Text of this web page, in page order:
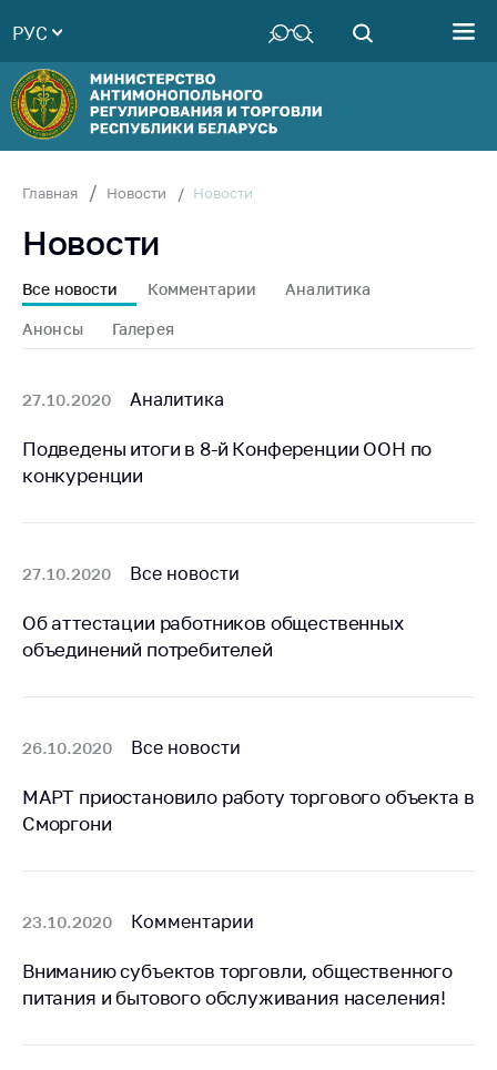
Руководство
Структура
Министерства
Территориальные
Законодательство
Антикоррупционная
деятельность
совет
Соискателям
Награждения
товарная биржа
жизнь
геральдические
5 лет МАРТ
Антимонопольное
регулирование и
конкуренция
РУС
Главная Новости Новости
Новости
Все новости Комментарии Аналитика
Анонсы Галерея
27.10.2020 Аналитика
Подведены итоги в 8-й Конференции ООН по
конкуренции
27.10.2020 Все новости
Об аттестации работников общественных
объединений потребителей
26.10.2020 Все новости
МАРТ приостановило работу торгового объекта в
Сморгони
23.10.2020 Комментарии
Вниманию субъектов торговли, общественного
питания и бытового обслуживания населения!